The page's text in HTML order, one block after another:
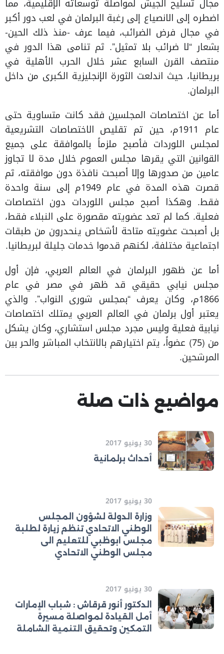
مجال تسليح الجيش لمواصلة توسعاته الإقليمية، مما
اضطره إلى الانصياع إلى رغبة البرلمان في لعب دور أكبر
في مجال فرض الضرائب، فيما عرف -منذ ذلك الحين-
بشعار “لا ضرائب بلا تمثيل”. ثم تنامى هذا الدور في
منتصف القرن السابع عشر خلال الحرب الأهلية في
بريطانيا، حيث اندلعت الثورة الإنجليزية الكبرى من داخل
البرلمان.
أما عن اختصاصات المجلسين فقد كانت متساوية حتى
عام 1911م، حين تم تقليص الاختصاصات التشريعية
لمجلس اللوردات فأصبح ملزماً بالموافقة على جميع
القوانين التي يقرها مجلس العموم خلال مدة لا تجاوز
عامين من صدورها وإلا أصبحت نافذة دون موافقته، ثم
قصرت هذه المدة في عام 1949م إلى سنة واحدة
فقط. وهكذا أصبح مجلس اللوردات دون اختصاصات
فعلية. كما لم تعد عضويته مقصورة على النبلاء فقط،
بل أصبحت عضويته متاحة لأشخاص ينحدرون من طبقات
اجتماعية مختلفة، لكنهم قدموا خدمات جليلة لبريطانيا.
أما عن ظهور البرلمان في العالم العربي، فإن أول
مجلس نيابي حقيقي قد ظهر في مصر في عام
1866م، وكان يعرف “بمجلس شورى النواب”. والذي
يعتبر أول برلمان في العالم العربي يمتلك اختصاصات
نيابية فعلية وليس مجرد مجلس استشاري، وكان يشكل
من (75) عضواً، يتم اختيارهم بالانتخاب المباشر والحر بين
المرشحين.
مواضيع ذات صلة
30 يونيو 2017
أحداث برلمانية
30 يونيو 2017
وزارة الدولة لشؤون المجلس
الوطني الاتحادي تنظم زيارة لطلبة
مجلس ابوظبي للتعليم الى
مجلس الوطني الاتحادي
30 يونيو 2017
الدكتور أنور قرقاش : شباب الإمارات
أمل القيادة لمواصلة مسيرة
التمكين وتحقيق التنمية الشاملة